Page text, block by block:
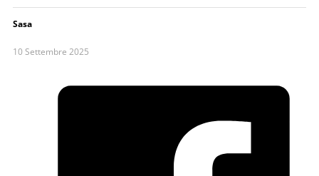
Sasa
10 Settembre 2025